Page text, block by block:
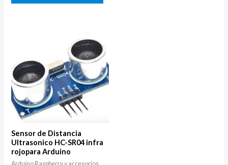
de
Sensor de Distancia
Ultrasonico HC-SR04 infra
rojopara Arduino